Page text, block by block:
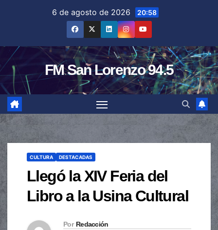
6 de agosto de 2026 20:58
FM San Lorenzo 94.5
CULTURA DESTACADAS
Llegó la XIV Feria del
Libro a la Usina Cultural
Por Redacción